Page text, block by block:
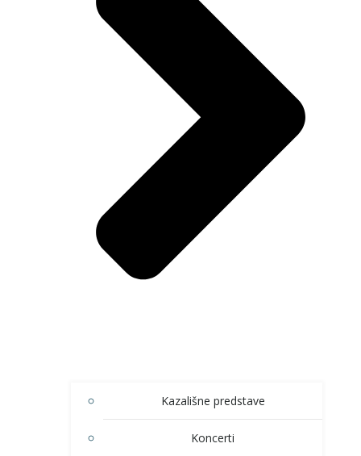
Kazališne predstave
Koncerti